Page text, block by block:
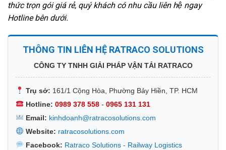
thức trọn gói giá rẻ, quý khách có nhu cầu liên hệ ngay
Hotline bên dưới.
THÔNG TIN LIÊN HỆ RATRACO SOLUTIONS
CÔNG TY TNHH GIẢI PHÁP VẬN TẢI RATRACO
Trụ sở: 161/1 Cộng Hòa, Phường Bảy Hiền, TP. HCM
Hotline: 0989 378 558- 0965 131 131
Email: kinhdoanh@ratracosolutions.com
Website: ratracosolutions.com
Facebook: Ratraco Solutions - Railway Logistics